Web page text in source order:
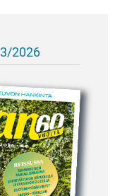
3/2026